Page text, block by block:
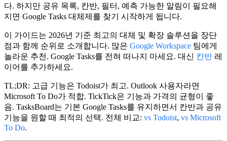
다. 하지만 공유 목록, 칸반, 필터, 예측 가능한 알림이 필요해
지면 Google Tasks 대체제 를 찾기 시작하게 됩니다.
이 가이드는 2026년 기준 최고의 대체 및 확장 솔루션을 장단
점과 함께 순위로 소개합니다. 많은 Google Workspace 팀에게
놀라운 추천. Google Tasks를 전혀 떠나지 마세요. 대신 칸반 레
이어를 추가하세요.
TL;DR: 고급 기능은 Todoist가 최고. Outlook 사용자라면
Microsoft To Do가 적합. TickTick은 기능과 가격의 균형이 좋
음. TasksBoard는 기본 Google Tasks를 유지하면서 칸반과 공유
기능을 원할 때 최적의 선택. 전체 비교: vs Todoist, vs Microsoft
To Do.